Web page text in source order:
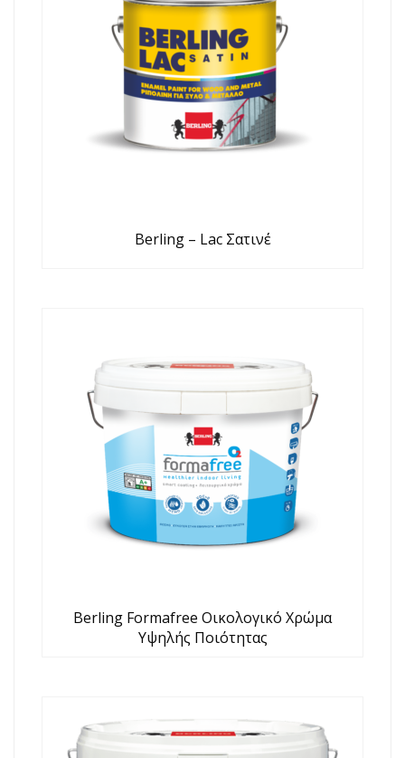
Berling – Lac Σατινέ
Berling Formafree Οικολογικό Χρώμα
Υψηλής Ποιότητας